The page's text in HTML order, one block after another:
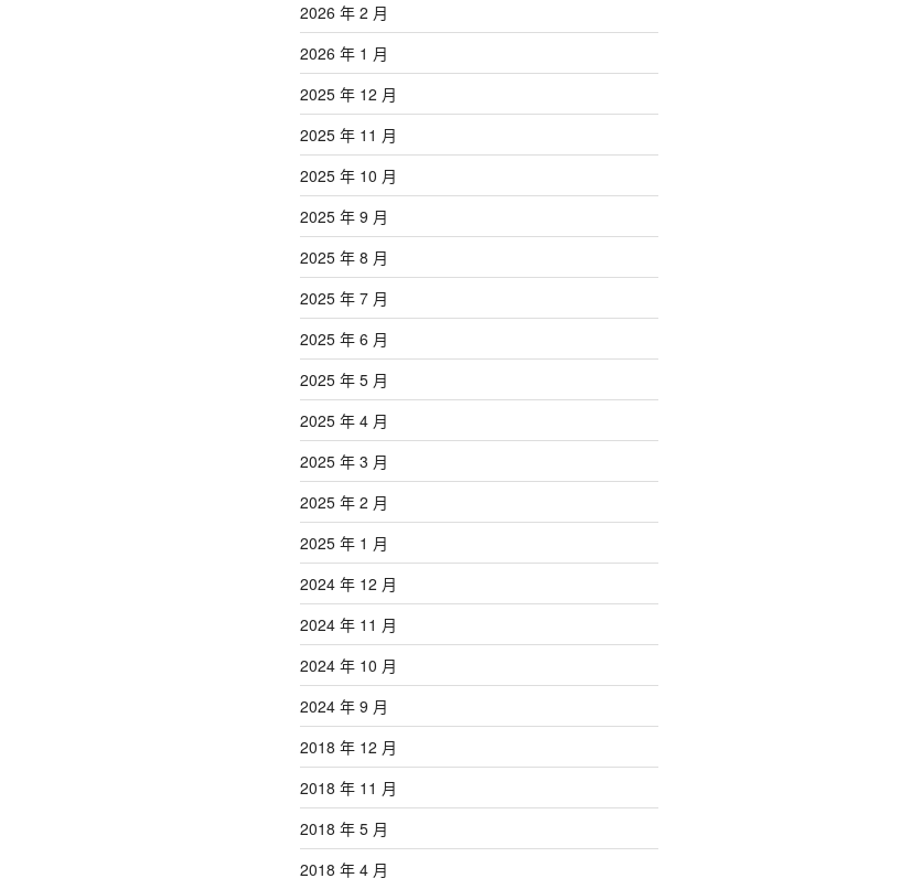
2026 年 2 月
2026 年 1 月
2025 年 12 月
2025 年 11 月
2025 年 10 月
2025 年 9 月
2025 年 8 月
2025 年 7 月
2025 年 6 月
2025 年 5 月
2025 年 4 月
2025 年 3 月
2025 年 2 月
2025 年 1 月
2024 年 12 月
2024 年 11 月
2024 年 10 月
2024 年 9 月
2018 年 12 月
2018 年 11 月
2018 年 5 月
2018 年 4 月